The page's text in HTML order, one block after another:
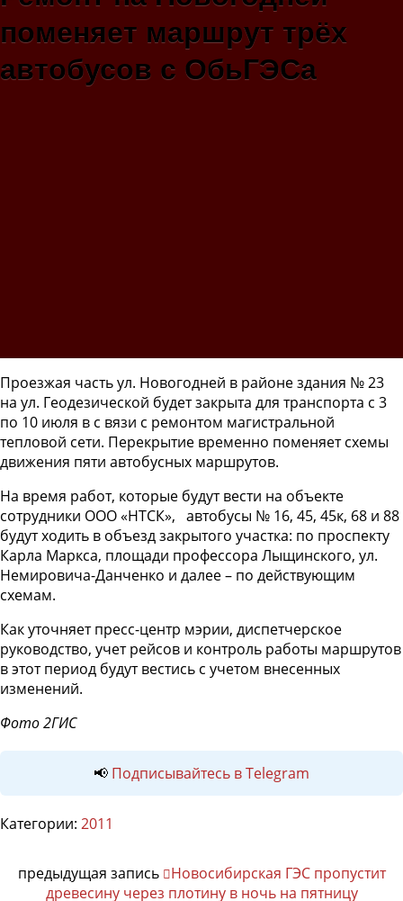
поменяет маршрут трёх
автобусов с ОбьГЭСа
Проезжая часть ул. Новогодней в районе здания № 23
на ул. Геодезической будет закрыта для транспорта с 3
по 10 июля в с вязи с ремонтом магистральной
тепловой сети. Перекрытие временно поменяет схемы
движения пяти автобусных маршрутов.
На время работ, которые будут вести на объекте
сотрудники ООО «НТСК», автобусы № 16, 45, 45к, 68 и 88
будут ходить в объезд закрытого участка: по проспекту
Карла Маркса, площади профессора Лыщинского, ул.
Немировича-Данченко и далее – по действующим
схемам.
Как уточняет пресс-центр мэрии, диспетчерское
руководство, учет рейсов и контроль работы маршрутов
в этот период будут вестись с учетом внесенных
изменений.
Фото 2ГИС
📢 Подписывайтесь в Telegram
Категории: 2011
предыдущая запись
Новосибирская ГЭС пропустит
древесину через плотину в ночь на пятницу